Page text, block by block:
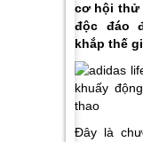
cơ hội thử
độc đáo
khắp thế
Đây là